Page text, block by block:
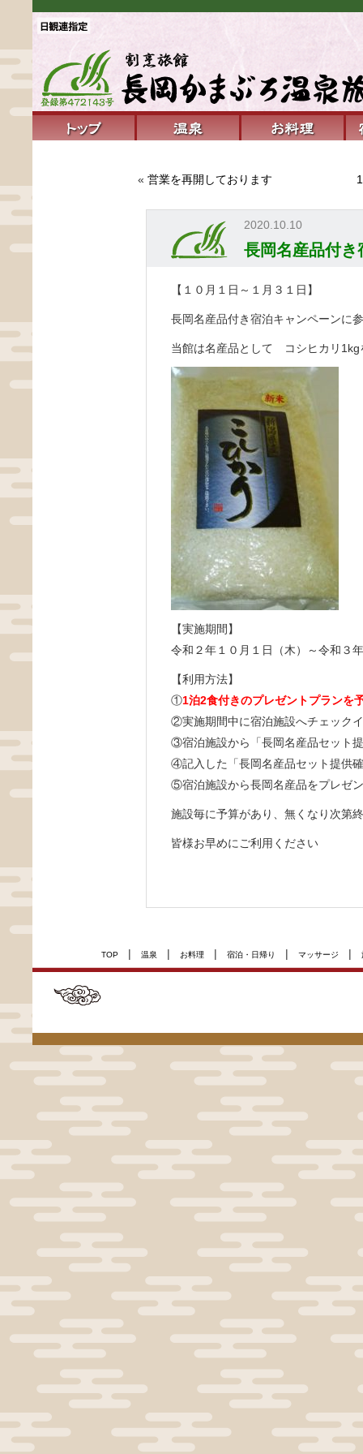
« 営業を再開しております
2020.10.10
長岡名産品付
【１０月１日～１月３１日】
長岡名産品付き宿泊キャンペーンに
当館は名産品として コシヒカリ1kg
【実施期間】
令和２年１０月１日（木）～令和３
【利用方法】
①1泊2食付きのプレゼントプランを
②実施期間中に宿泊施設へチェック
③宿泊施設から「長岡名産品セット
④記入した「長岡名産品セット提供
⑤宿泊施設から長岡名産品をプレゼ
施設毎に予算があり、無くなり次第
皆様お早めにご利用ください
TOP | 温泉 | お料理 | 宿泊・日帰り | マッサージ |